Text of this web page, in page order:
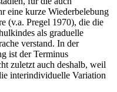
eine kurze Wiederbelebung
(v.a. Pregel 1970), die die
als graduelle
verstand. In der
ist der Terminus
zuletzt auch deshalb, weil
interindividuelle Variation